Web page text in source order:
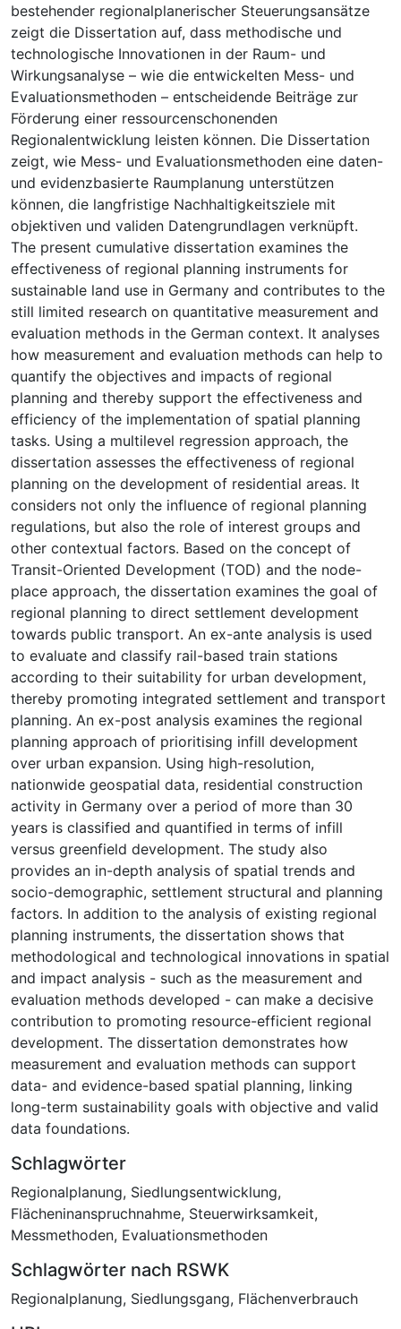
bestehender regionalplanerischer Steuerungsansätze
zeigt die Dissertation auf, dass methodische und
technologische Innovationen in der Raum- und
Wirkungsanalyse – wie die entwickelten Mess- und
Evaluationsmethoden – entscheidende Beiträge zur
Förderung einer ressourcenschonenden
Regionalentwicklung leisten können. Die Dissertation
zeigt, wie Mess- und Evaluationsmethoden eine daten-
und evidenzbasierte Raumplanung unterstützen
können, die langfristige Nachhaltigkeitsziele mit
objektiven und validen Datengrundlagen verknüpft.
The present cumulative dissertation examines the
effectiveness of regional planning instruments for
sustainable land use in Germany and contributes to the
still limited research on quantitative measurement and
evaluation methods in the German context. It analyses
how measurement and evaluation methods can help to
quantify the objectives and impacts of regional
planning and thereby support the effectiveness and
efficiency of the implementation of spatial planning
tasks. Using a multilevel regression approach, the
dissertation assesses the effectiveness of regional
planning on the development of residential areas. It
considers not only the influence of regional planning
regulations, but also the role of interest groups and
other contextual factors. Based on the concept of
Transit-Oriented Development (TOD) and the node-
place approach, the dissertation examines the goal of
regional planning to direct settlement development
towards public transport. An ex-ante analysis is used
to evaluate and classify rail-based train stations
according to their suitability for urban development,
thereby promoting integrated settlement and transport
planning. An ex-post analysis examines the regional
planning approach of prioritising infill development
over urban expansion. Using high-resolution,
nationwide geospatial data, residential construction
activity in Germany over a period of more than 30
years is classified and quantified in terms of infill
versus greenfield development. The study also
provides an in-depth analysis of spatial trends and
socio-demographic, settlement structural and planning
factors. In addition to the analysis of existing regional
planning instruments, the dissertation shows that
methodological and technological innovations in spatial
and impact analysis - such as the measurement and
evaluation methods developed - can make a decisive
contribution to promoting resource-efficient regional
development. The dissertation demonstrates how
measurement and evaluation methods can support
data- and evidence-based spatial planning, linking
long-term sustainability goals with objective and valid
data foundations.
Schlagwörter
Regionalplanung, Siedlungsentwicklung,
Flächeninanspruchnahme, Steuerwirksamkeit,
Messmethoden, Evaluationsmethoden
Schlagwörter nach RSWK
Regionalplanung, Siedlungsgang, Flächenverbrauch